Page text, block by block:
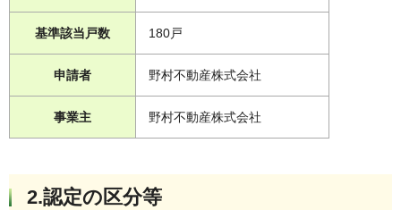
基準該当戸数 180戸
申請者 野村不動産株式会社
事業主 野村不動産株式会社
2.認定の区分等